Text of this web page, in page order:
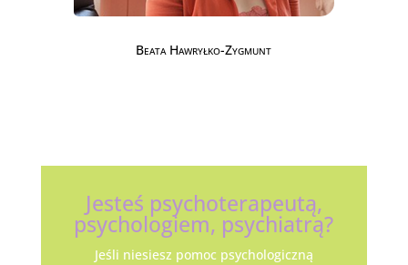
Beata Hawryłko-Zygmunt
Jesteś psychoterapeutą,
psychologiem, psychiatrą?
Jeśli niesiesz pomoc psychologiczną